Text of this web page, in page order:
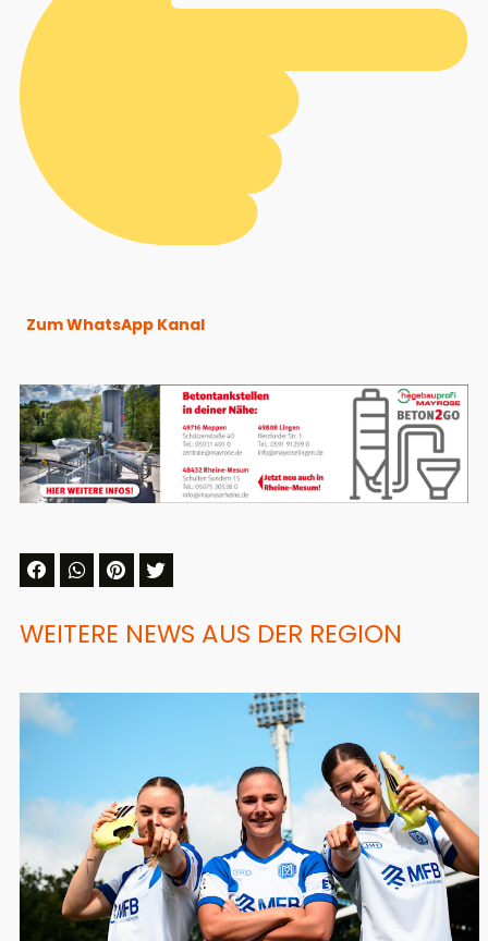
Zum WhatsApp Kanal
WEITERE NEWS AUS DER REGION